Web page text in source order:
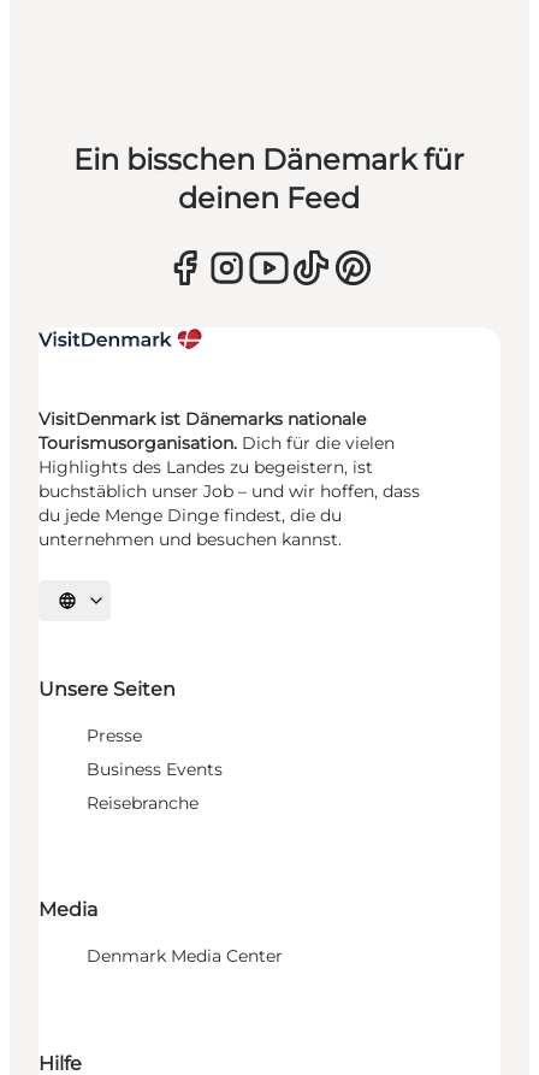
Ein bisschen Dänemark für
deinen Feed
VisitDenmark ist Dänemarks nationale
Tourismusorganisation. Dich für die vielen
Highlights des Landes zu begeistern, ist
buchstäblich unser Job – und wir hoffen, dass
du jede Menge Dinge findest, die du
unternehmen und besuchen kannst.
Sprache auswählen
Unsere Seiten
Presse
Business Events
Reisebranche
Media
Denmark Media Center
Hilfe